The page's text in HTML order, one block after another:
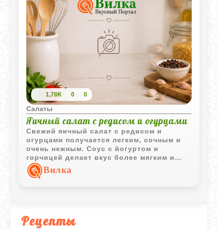
Рецепты
1,78K 0 0
Салаты
Яичный салат с редисом и огурцами
Свежий яичный салат с редисом и
огурцами получается легким, сочным и
очень нежным. Соус с йогуртом и
горчицей делает вкус более мягким и
немного пикантным одновременно.
Вилка